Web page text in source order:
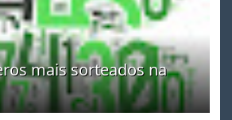
mais sorteados na